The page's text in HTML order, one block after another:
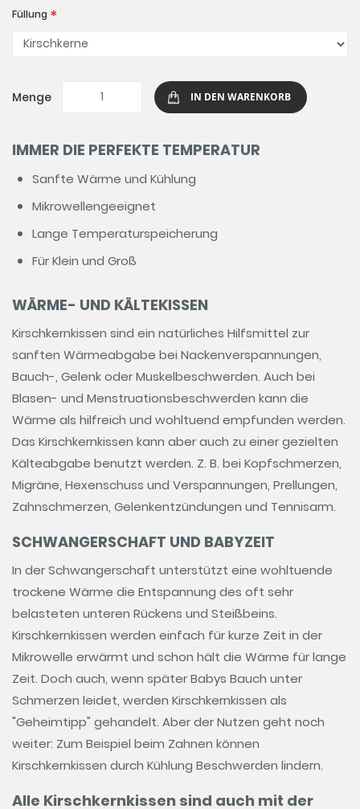
Füllung
Menge IN DEN WARENKORB
IMMER DIE PERFEKTE TEMPERATUR
Sanfte Wärme und Kühlung
Mikrowellengeeignet
Lange Temperaturspeicherung
Für Klein und Groß
WÄRME- UND KÄLTEKISSEN
Kirschkernkissen sind ein natürliches Hilfsmittel zur
sanften Wärmeabgabe bei Nackenverspannungen,
Bauch-, Gelenk oder Muskelbeschwerden. Auch bei
Blasen- und Menstruationsbeschwerden kann die
Wärme als hilfreich und wohltuend empfunden werden.
Das Kirschkernkissen kann aber auch zu einer gezielten
Kälteabgabe benutzt werden. Z. B. bei Kopfschmerzen,
Migräne, Hexenschuss und Verspannungen, Prellungen,
Zahnschmerzen, Gelenkentzündungen und Tennisarm.
SCHWANGERSCHAFT UND BABYZEIT
In der Schwangerschaft unterstützt eine wohltuende
trockene Wärme die Entspannung des oft sehr
belasteten unteren Rückens und Steißbeins.
Kirschkernkissen werden einfach für kurze Zeit in der
Mikrowelle erwärmt und schon hält die Wärme für lange
Zeit. Doch auch, wenn später Babys Bauch unter
Schmerzen leidet, werden Kirschkernkissen als
"Geheimtipp" gehandelt. Aber der Nutzen geht noch
weiter: Zum Beispiel beim Zahnen können
Kirschkernkissen durch Kühlung Beschwerden lindern.
Alle Kirschkernkissen sind auch mit der